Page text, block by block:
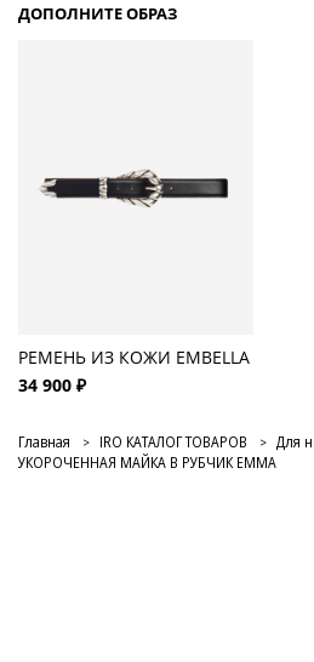
ДОПОЛНИТЕ ОБРАЗ
РЕМЕНЬ ИЗ КОЖИ EMBELLA
34 900 ₽
Главная IRO КАТАЛОГ ТОВАРОВ Для
УКОРОЧЕННАЯ МАЙКА В РУБЧИК EMMA